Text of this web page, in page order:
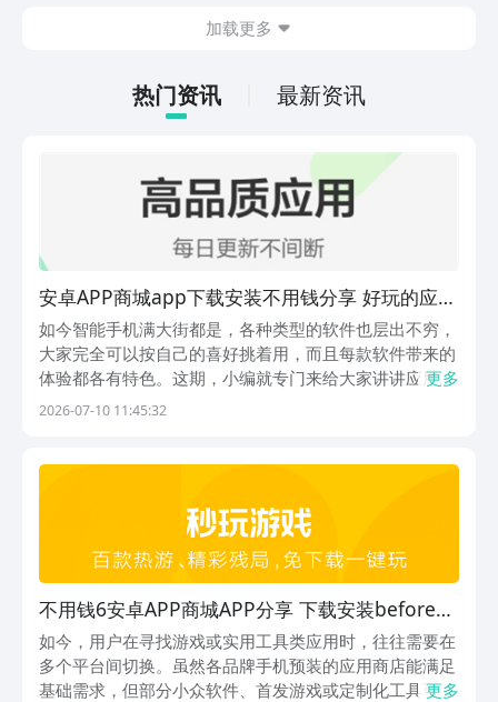
一种士兵都有自己独特的技能，及运用的
急切的想要连接，现在，就和小编一起来
阅览一下吧！
加载更多
热门资讯 最新资讯
安卓APP商城app下载安装不用钱分享 好玩的应用
商城app介绍
如今智能手机满大街都是，各种类型的软件也层出不穷，
大家完全可以按自己的喜好挑着用，而且每款软件带来的
体验都各有特色。这期，小编就专门来给大家讲讲应用商
城app下载安装免费的事儿。这些app可太实用了，不仅
更多
2026-07-10 11:45:32
不用钱6安卓APP商城APP分享 下载安装before_4
且安全稳定的应用市场软件
如今，用户在寻找游戏或实用工具类应用时，往往需要在
多个平台间切换。虽然各品牌手机预装的应用商店能满足
基础需求，但部分小众软件、首发游戏或定制化工具可能
更多